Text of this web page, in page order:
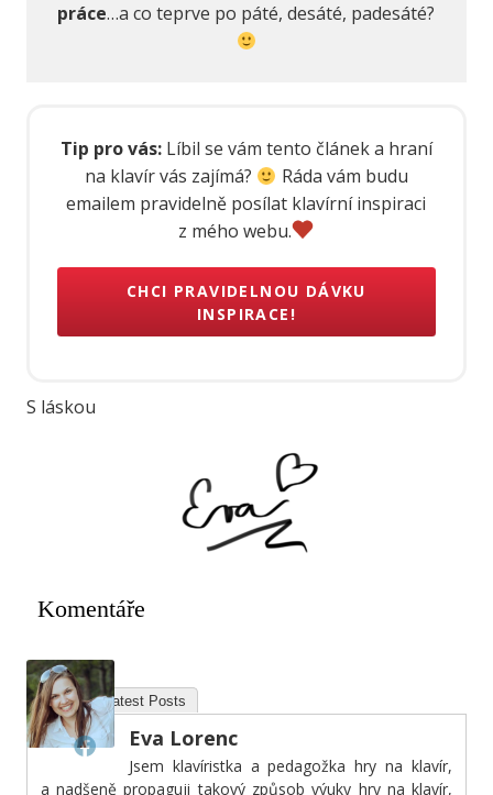
práce…a co teprve po páté, desáté, padesáté?
Tip pro vás:Líbil se vám tento článek a hraní
na klavír vás zajímá?
Ráda vám budu
emailem pravidelně posílat klavírní inspiraci
z mého webu.
CHCI PRAVIDELNOU DÁVKU
INSPIRACE!
S láskou
Komentáře
About Latest Posts
Eva Lorenc
Jsem klavíristka a pedagožka hry na klavír,
a nadšeně propaguji takový způsob výuky hry na klavír,